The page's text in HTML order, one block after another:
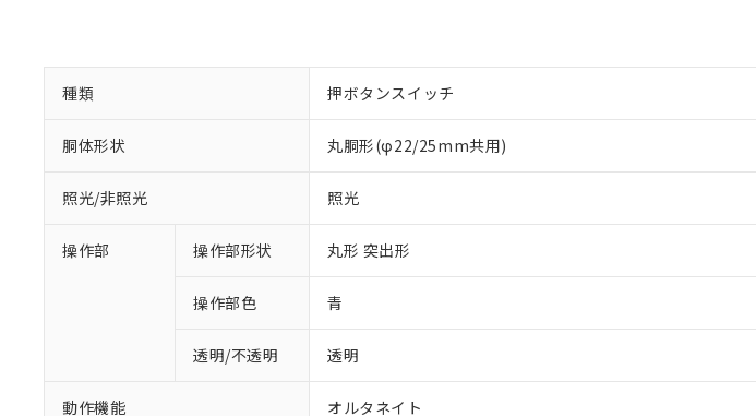
種類 押ボタンスイッチ
胴体形状 丸胴形(φ22/25mm共用)
照光/非照光 照光
操作部 操作部形状 丸形 突出形
操作部色 青
透明/不透明 透明
動作機能 オルタネイト